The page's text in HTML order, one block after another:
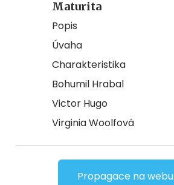
Maturita
Popis
Úvaha
Charakteristika
Bohumil Hrabal
Victor Hugo
Virginia Woolfová
Propagace na webu